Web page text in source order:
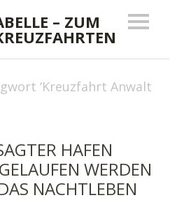
– ZUM
‘Kreuzfahrt Anwalt
HAFEN
WERDEN
NACHTLEBEN